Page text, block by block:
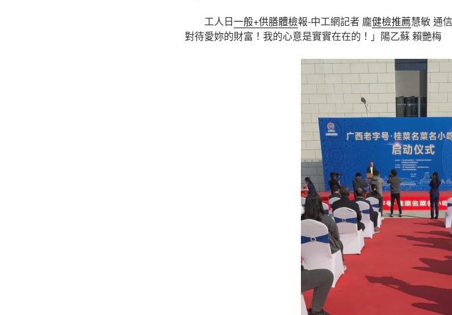
工人日一般+供膳體檢報-中工網記者 龐健檢推薦慧敏 通
對待愛妳的財富！我的心意是實實在在的！」陽乙蘇 賴艷梅